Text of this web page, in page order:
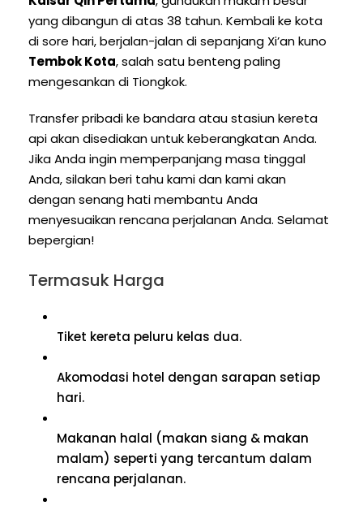
yang dibangun di atas 38 tahun. Kembali ke kota
di sore hari, berjalan-jalan di sepanjang Xi’an kuno
Tembok Kota, salah satu benteng paling
mengesankan di Tiongkok.
Transfer pribadi ke bandara atau stasiun kereta
api akan disediakan untuk keberangkatan Anda.
Jika Anda ingin memperpanjang masa tinggal
Anda, silakan beri tahu kami dan kami akan
dengan senang hati membantu Anda
menyesuaikan rencana perjalanan Anda. Selamat
bepergian!
Termasuk Harga
Tiket kereta peluru kelas dua.
Akomodasi hotel dengan sarapan setiap
hari.
Makanan halal (makan siang & makan
malam) seperti yang tercantum dalam
rencana perjalanan.